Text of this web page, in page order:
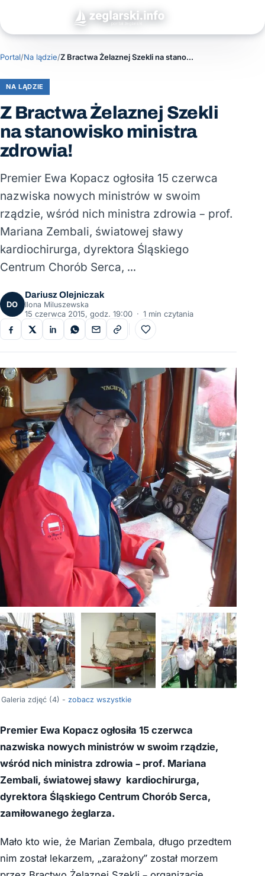
Portal/Na lądzie/ Z Bractwa Żelaznej Szekli na stanowisko ministra zdrowia!
NA LĄDZIE
Z Bractwa Żelaznej Szekli
na stanowisko ministra
zdrowia!
Premier Ewa Kopacz ogłosiła 15 czerwca
nazwiska nowych ministrów w swoim
rządzie, wśród nich ministra zdrowia – prof.
Mariana Zembali, światowej sławy
kardiochirurga, dyrektora Śląskiego
Centrum Chorób Serca, …
DO
Dariusz Olejniczak
Ilona Miluszewska
15 czerwca 2015, godz. 19:00 · 1 min czytania
Do ulubionych
Galeria zdjęć (4) - zobacz wszystkie
Premier Ewa Kopacz ogłosiła 15 czerwca
nazwiska nowych ministrów w swoim rządzie,
wśród nich ministra zdrowia – prof. Mariana
Zembali, światowej sławy kardiochirurga,
dyrektora Śląskiego Centrum Chorób Serca,
zamiłowanego żeglarza.
Mało kto wie, że Marian Zembala, długo przedtem
nim został lekarzem, „zarażony” został morzem